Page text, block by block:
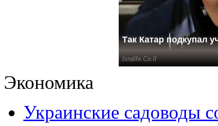
Экономика
Украинские садоводы